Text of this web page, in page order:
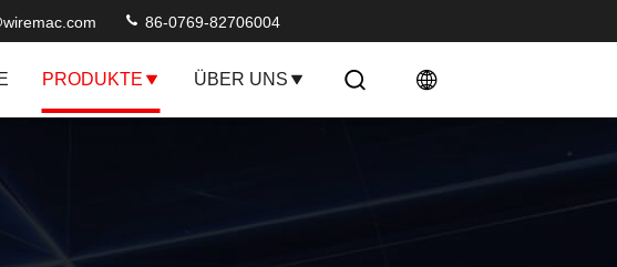
86-0769-82706004
PRODUKTE ÜBER UNS